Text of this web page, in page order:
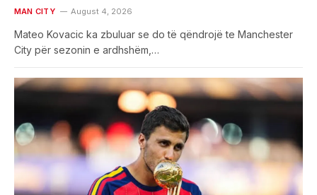
MAN CITY August 4, 2026
Mateo Kovacic ka zbuluar se do të qëndrojë te Manchester
City për sezonin e ardhshëm,…